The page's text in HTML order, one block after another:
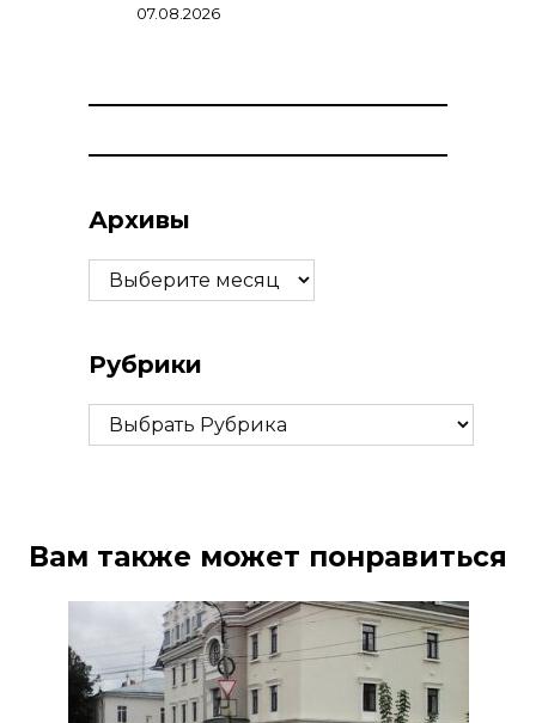
07.08.2026
Архивы
Архивы
Рубрики
Рубрики
Вам также может понравиться